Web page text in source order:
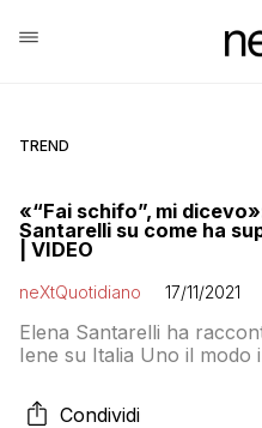
TREND
«“Fai schifo”, mi
Santarelli su come ha
| VIDEO
neXtQuotidiano 17/11/2021
Elena Santarelli ha
Iene su Italia Uno il modo
la sua guarigione
Condividi